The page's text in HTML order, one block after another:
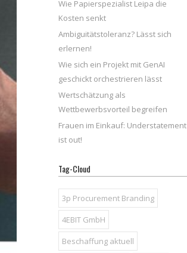
Wie Papierspezialist Leipa die
Kosten senkt
Ambiguitätstoleranz? Lässt sich
erlernen!
Wie sich ein Projekt mit GenAI
geschickt orchestrieren lässt
Wertschätzung als
Wettbewerbsvorteil begreifen
Frauen im Einkauf: Understatement
ist out!
Tag-Cloud
3p Procurement Branding
4EBIT GmbH
Beschaffung aktuell